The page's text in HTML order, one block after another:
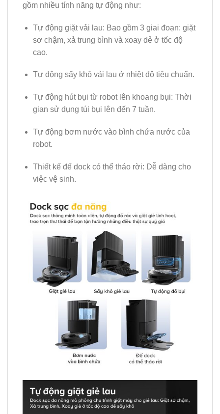
gồm nhiều tính năng tự động như:
Tự động giặt vải lau: Bao gồm 3 giai đoạn: giặt
sơ chậm, xả trung bình và xoay dẻ ở tốc độ
cao.
Tự động sấy khô vải lau ở nhiệt độ tiêu chuẩn.
Tự động hút bụi từ robot lên khoang bụi: Thời
gian sử dụng túi bụi lên đến 7 tuần.
Tự động bơm nước vào bình chứa nước của
robot.
Thiết kế đế dock có thể tháo rời: Dễ dàng cho
việc vệ sinh.